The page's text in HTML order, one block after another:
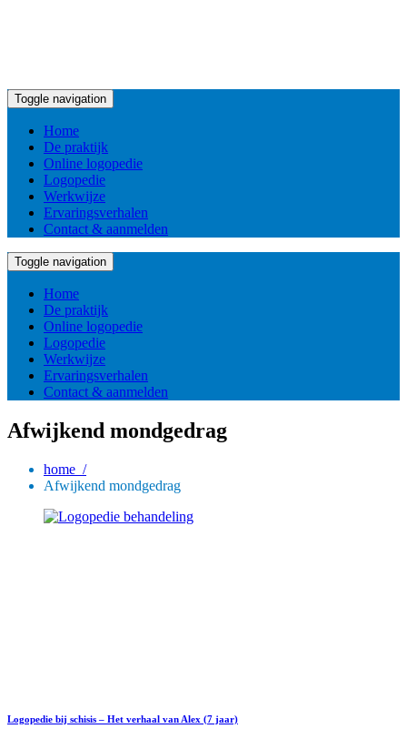
Toggle navigation
Home
De praktijk
Online logopedie
Logopedie
Werkwijze
Ervaringsverhalen
Contact & aanmelden
Toggle navigation
Home
De praktijk
Online logopedie
Logopedie
Werkwijze
Ervaringsverhalen
Contact & aanmelden
Afwijkend mondgedrag
home /
Afwijkend mondgedrag
Logopedie bij schisis – Het verhaal van Alex (7 jaar)